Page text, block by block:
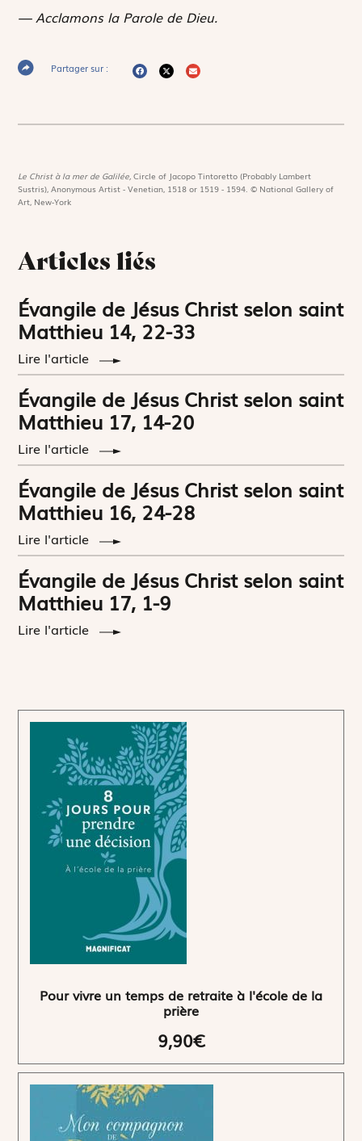
— Acclamons la Parole de Dieu.
Partager sur :
Le Christ à la mer de Galilée,Circle of Jacopo Tintoretto (Probably Lambert
Sustris), Anonymous Artist - Venetian, 1518 or 1519 - 1594. © National Gallery of
Art, New-York
Articles liés
Évangile de Jésus Christ selon saint
Matthieu 14, 22-33
Lire l'article
Évangile de Jésus Christ selon saint
Matthieu 17, 14-20
Lire l'article
Évangile de Jésus Christ selon saint
Matthieu 16, 24-28
Lire l'article
Évangile de Jésus Christ selon saint
Matthieu 17, 1-9
Lire l'article
Pour vivre un temps de retraite à l'école de la
prière
9,90€